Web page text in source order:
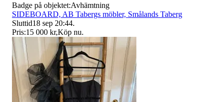
Badge på objektet:Avhämtning
SIDEBOARD, AB Tabergs möbler, Smålands Taberg
Sluttid18 sep 20:44.
Pris:15 000 kr,Köp nu.